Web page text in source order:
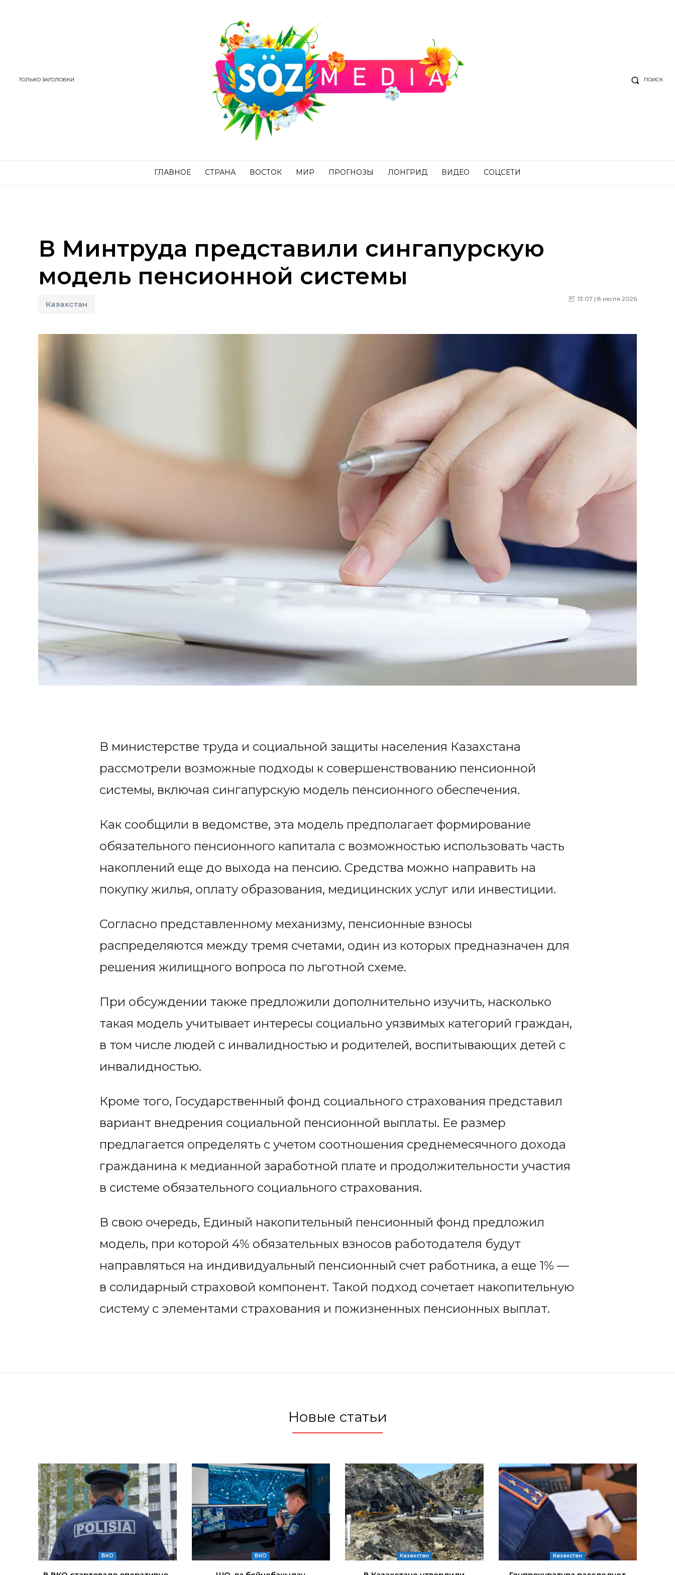
ТОЛЬКО ЗАГОЛОВКИ ПОИСК
ГЛАВНОЕ СТРАНА ВОСТОК МИР ПРОГНОЗЫ ЛОНГРИД ВИДЕО СОЦСЕТИ
В Минтруда представили сингапурскую
модель пенсионной системы
Казахстан
13:07 | 8 июля 2026
В министерстве труда и социальной защиты населения Казахстана
рассмотрели возможные подходы к совершенствованию пенсионной
системы, включая сингапурскую модель пенсионного обеспечения.
Как сообщили в ведомстве, эта модель предполагает формирование
обязательного пенсионного капитала с возможностью использовать часть
накоплений еще до выхода на пенсию. Средства можно направить на
покупку жилья, оплату образования, медицинских услуг или инвестиции.
Согласно представленному механизму, пенсионные взносы
распределяются между тремя счетами, один из которых предназначен для
решения жилищного вопроса по льготной схеме.
При обсуждении также предложили дополнительно изучить, насколько
такая модель учитывает интересы социально уязвимых категорий граждан,
в том числе людей с инвалидностью и родителей, воспитывающих детей с
инвалидностью.
Кроме того, Государственный фонд социального страхования представил
вариант внедрения социальной пенсионной выплаты. Ее размер
предлагается определять с учетом соотношения среднемесячного дохода
гражданина к медианной заработной плате и продолжительности участия
в системе обязательного социального страхования.
В свою очередь, Единый накопительный пенсионный фонд предложил
модель, при которой 4% обязательных взносов работодателя будут
направляться на индивидуальный пенсионный счет работника, а еще 1% —
в солидарный страховой компонент. Такой подход сочетает накопительную
систему с элементами страхования и пожизненных пенсионных выплат.
Новые статьи
ВКО ВКО Казахстан Казахстан